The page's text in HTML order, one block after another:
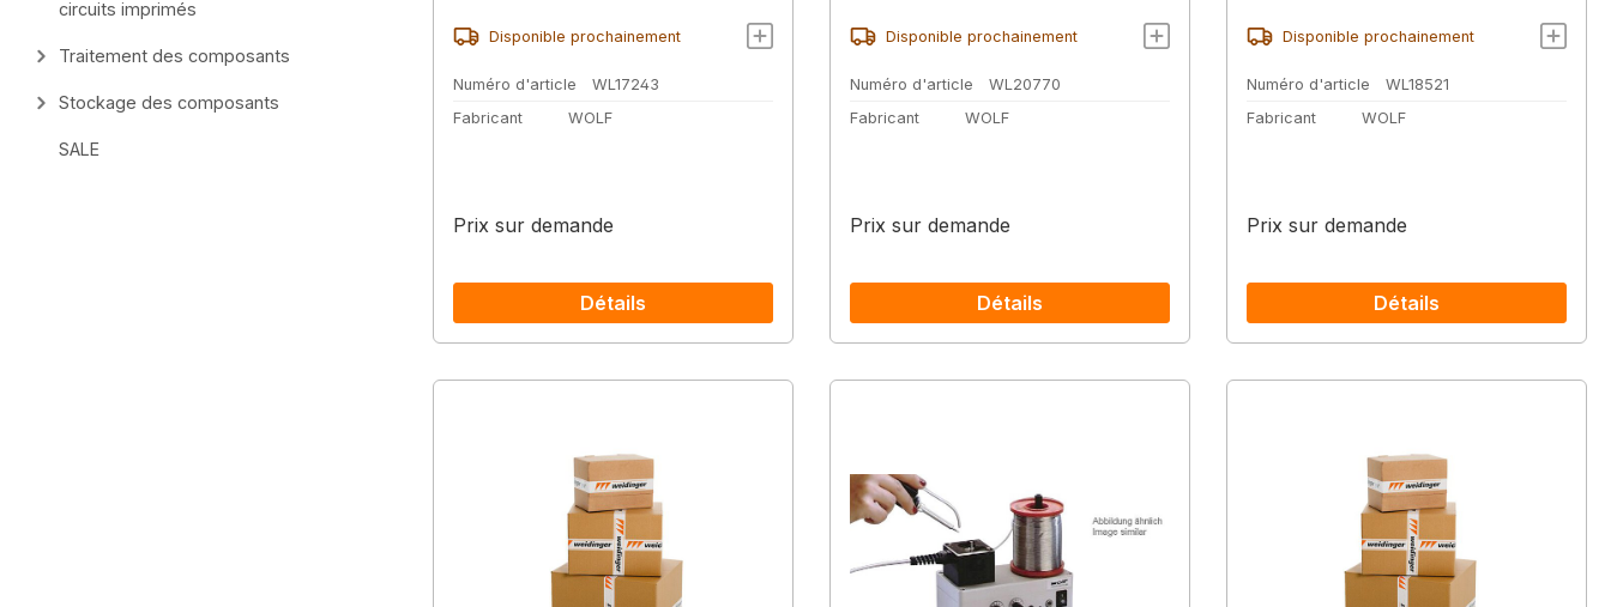
circuits imprimés
Traitement des composants
Stockage des composants
SALE
Disponible prochainement
Numéro d'article
WL17243
Fabricant
WOLF
Prix sur demande
Détails
Disponible prochainement
Numéro d'article
WL20770
Fabricant
WOLF
Prix sur demande
Détails
Disponible prochainement
Numéro d'article
WL18521
Fabricant
WOLF
Prix sur demande
Détails